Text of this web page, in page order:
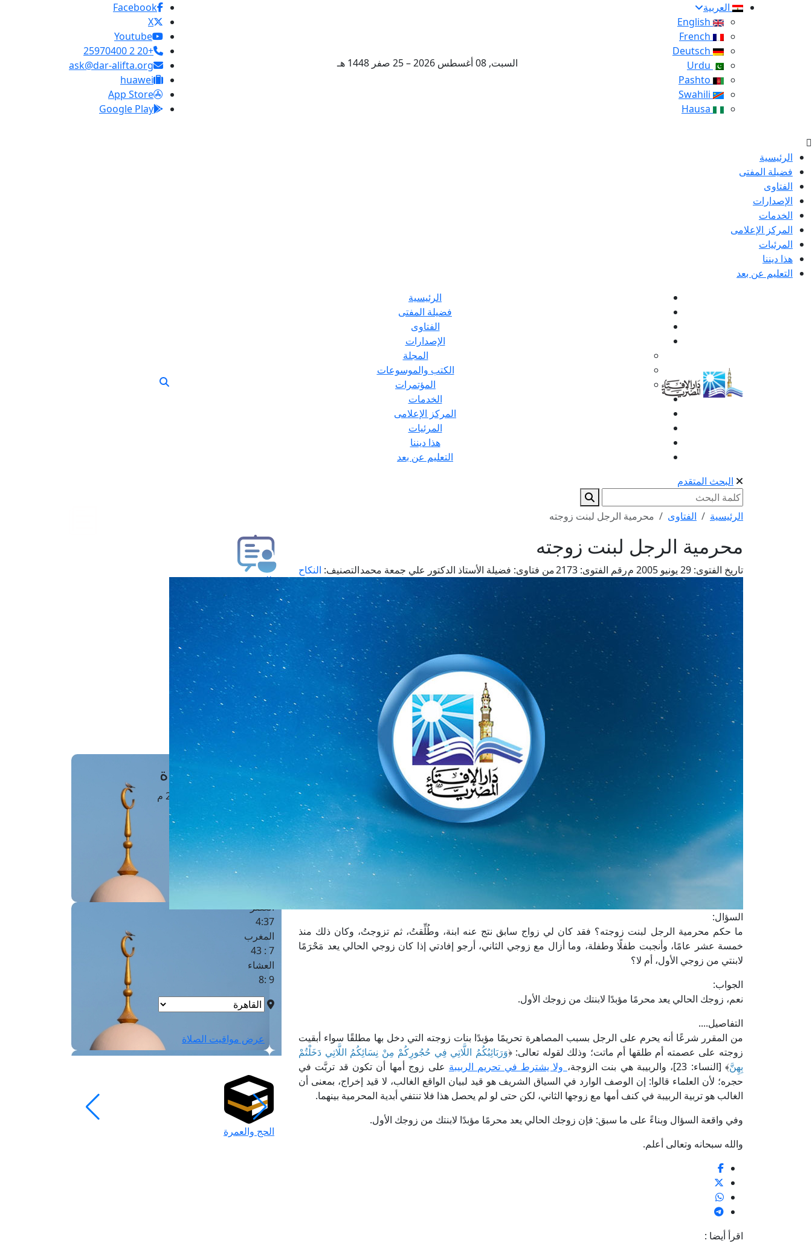
العربية
السبت, 08 أغسطس 2026 – 25 صفر 1448 هـ
Facebook
X
Youtube
+20 2 25970400
ask@dar-alifta.org
huawei
App Store
Google Play
الرئيسية
فضيلة المفتى
الفتاوى
الإصدارات
الخدمات
المركز الإعلامى
المرئيات
هذا ديننا
التعليم عن بعد
الرئيسية
فضيلة المفتى
الفتاوى
الإصدارات
المجلة
الكتب والموسوعات
المؤتمرات
الخدمات
المركز الإعلامى
المرئيات
هذا ديننا
التعليم عن بعد
البحث المتقدم
الرئيسية الفتاوى محرمية الرجل لبنت زوجته
محرمية الرجل لبنت زوجته
تاريخ الفتوى: رقم الفتوى: 2173 من فتاوى: فضيلة الأستاذ الدكتور علي جمعة محمدالتصنيف: النكاح
السؤال:
ما حكم محرمية الرجل لبنت زوجته؟ فقد كان لي زواج سابق نتج عنه ابنة، وطُلِّقتُ، ثم تزوجتُ، وكان ذلك منذ
خمسة عشر عامًا، وأنجبت طفلًا وطفلة، وما أزال مع زوجي الثاني، أرجو إفادتي إذا كان زوجي الحالي يعد مَحْرَمًا
لابنتي من زوجي الأول، أم لا؟
الجواب:
نعم، زوجك الحالي يعد محرمًا مؤبدًا لابنتك من زوجك الأول.
التفاصيل....
من المقرر شرعًا أنه يحرم على الرجل بسبب المصاهرة تحريمًا مؤبدًا بنات زوجته التي دخل بها مطلقًا سواء أبقيت
زوجته على عصمته أم طلقها أم ماتت؛ وذلك لقوله تعالى: ﴿وَرَبَائِبُكُمُ اللَّاتِي فِي حُجُورِكُمْ مِنْ نِسَائِكُمُ اللَّاتِي دَخَلْتُمْ
بِهِنَّ﴾ [النساء: 23]، والربيبة هي بنت الزوجة، ولا يشترط في تحريم الربيبة على زوج أمها أن تكون قد تربَّت في
حجره؛ لأن العلماء قالوا: إن الوصف الوارد في السياق الشريف هو قيد لبيان الواقع الغالب، لا قيد إخراج، بمعنى أن
الغالب هو تربية الربيبة في كنف أمها مع زوجها الثاني، لكن حتى لو لم يحصل هذا فلا تنتفي أبدية المحرمية بينهما.
وفي واقعة السؤال وبناءً على ما سبق: فإن زوجك الحالي يعد محرمًا مؤبدًا لابنتك من زوجك الأول.
والله سبحانه وتعالى أعلم.
اقرأ أيضا :
طلب فتوى
استعلام عن فتوى
حجز موعد
الفتوى الهاتفية
مَواقِيتُ الصَّـــلاة
القاهرة · 08 أغسطس 2026 م
الفجر
4 :42
الشروق
العصر
4:37
المغرب
7 : 43
العشاء
9 :8
عرض مواقيت الصلاة
الحج والعمرة